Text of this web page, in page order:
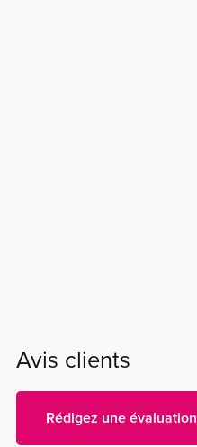
Avis clients
Rédigez une évaluation